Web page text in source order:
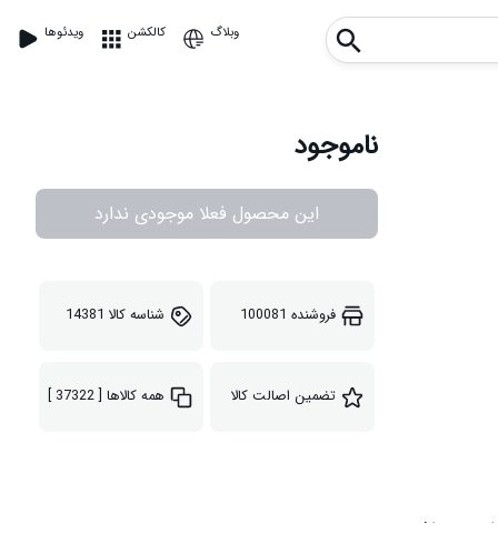
ویدئوها کالکشن وبلاگ
ناموجود
این محصول فعلا موجودی ندارد
فروشنده 100081 شناسه کالا 14381
تضمین اصالت کالا همه کالاها [ 37322 ]
می باشد